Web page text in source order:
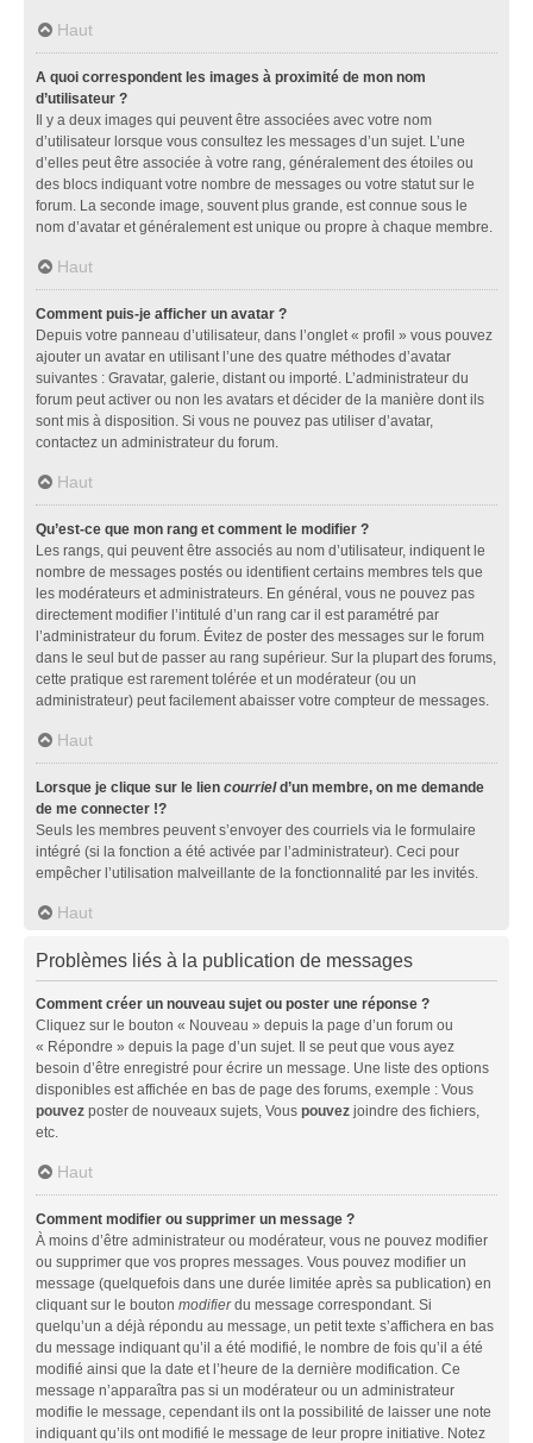
Haut
A quoi correspondent les images à proximité de mon nom
d’utilisateur ?
Il y a deux images qui peuvent être associées avec votre nom
d’utilisateur lorsque vous consultez les messages d’un sujet. L’une
d’elles peut être associée à votre rang, généralement des étoiles ou
des blocs indiquant votre nombre de messages ou votre statut sur le
forum. La seconde image, souvent plus grande, est connue sous le
nom d’avatar et généralement est unique ou propre à chaque membre.
Haut
Comment puis-je afficher un avatar ?
Depuis votre panneau d’utilisateur, dans l’onglet « profil » vous pouvez
ajouter un avatar en utilisant l’une des quatre méthodes d’avatar
suivantes : Gravatar, galerie, distant ou importé. L’administrateur du
forum peut activer ou non les avatars et décider de la manière dont ils
sont mis à disposition. Si vous ne pouvez pas utiliser d’avatar,
contactez un administrateur du forum.
Haut
Qu’est-ce que mon rang et comment le modifier ?
Les rangs, qui peuvent être associés au nom d’utilisateur, indiquent le
nombre de messages postés ou identifient certains membres tels que
les modérateurs et administrateurs. En général, vous ne pouvez pas
directement modifier l’intitulé d’un rang car il est paramétré par
l’administrateur du forum. Évitez de poster des messages sur le forum
dans le seul but de passer au rang supérieur. Sur la plupart des forums,
cette pratique est rarement tolérée et un modérateur (ou un
administrateur) peut facilement abaisser votre compteur de messages.
Haut
Lorsque je clique sur le lien courrield’un membre, on me demande
de me connecter !?
Seuls les membres peuvent s’envoyer des courriels via le formulaire
intégré (si la fonction a été activée par l’administrateur). Ceci pour
empêcher l’utilisation malveillante de la fonctionnalité par les invités.
Haut
Problèmes liés à la publication de messages
Comment créer un nouveau sujet ou poster une réponse ?
Cliquez sur le bouton « Nouveau » depuis la page d’un forum ou
« Répondre » depuis la page d’un sujet. Il se peut que vous ayez
besoin d’être enregistré pour écrire un message. Une liste des options
disponibles est affichée en bas de page des forums, exemple : Vous
pouvez poster de nouveaux sujets, Vous pouvez joindre des fichiers,
etc.
Haut
Comment modifier ou supprimer un message ?
À moins d’être administrateur ou modérateur, vous ne pouvez modifier
ou supprimer que vos propres messages. Vous pouvez modifier un
message (quelquefois dans une durée limitée après sa publication) en
cliquant sur le bouton modifierdu message correspondant. Si
quelqu’un a déjà répondu au message, un petit texte s’affichera en bas
du message indiquant qu’il a été modifié, le nombre de fois qu’il a été
modifié ainsi que la date et l’heure de la dernière modification. Ce
message n’apparaîtra pas si un modérateur ou un administrateur
modifie le message, cependant ils ont la possibilité de laisser une note
indiquant qu’ils ont modifié le message de leur propre initiative. Notez